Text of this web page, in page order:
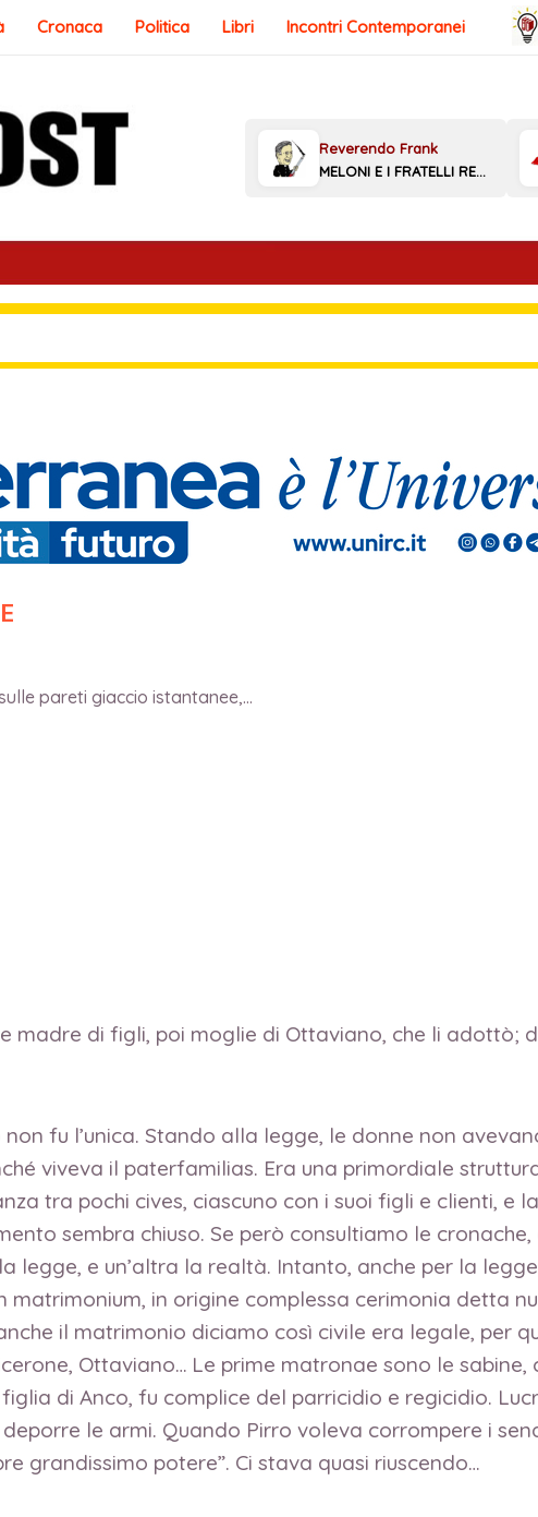
Cronaca Politica Libri Incontri Contemporanei
MELONI E I FRATELLI REGGINI
pareti giaccio istantanee,...
madre di figli, poi moglie di Ottaviano, che li adottò;
fu l’unica. Stando alla legge, le donne non
viveva il paterfamilias. Era una primordiale
tra pochi cives, ciascuno con i suoi figli e clienti, e
sembra chiuso. Se però consultiamo le
legge, e un’altra la realtà. Intanto, anche per la
in origine complessa cerimonia detta
il matrimonio diciamo così civile era legale, per
Ottaviano… Le prime matronae sono le
di Anco, fu complice del parricidio e regicidio.
le armi. Quando Pirro voleva corrompere i
grandissimo potere”. Ci stava quasi riuscendo…